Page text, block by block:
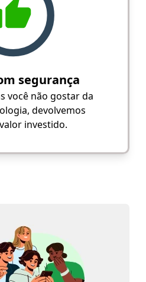
segurança
você não gostar da
devolvemos
investido.